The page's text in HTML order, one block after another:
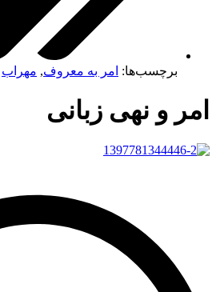
برچسب‌ها:امر به معروف,مهراب
و نهی زبانی